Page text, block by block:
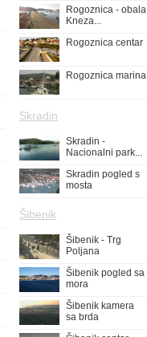
Rogoznica - obala
Kneza...
Rogoznica centar
Rogoznica marina
Skradin
Skradin -
Nacionalni park...
Skradin pogled s
mosta
Šibenik
Šibenik - Trg
Poljana
Šibenik pogled sa
mora
Šibenik kamera
sa brda